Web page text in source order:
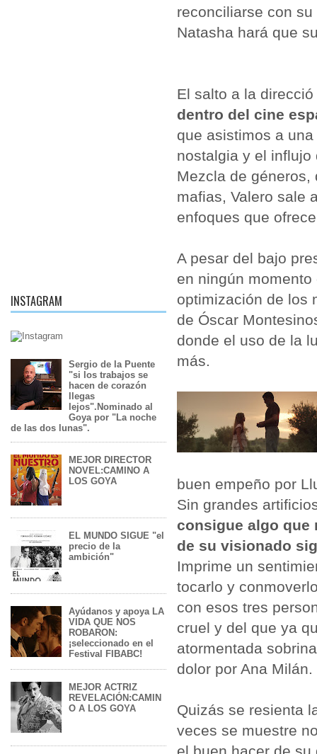
INSTAGRAM
Sergio de la Puente
"si los trabajos se
hacen de corazón
llegas
lejos".Nominado al
Goya por "La noche
de las dos lunas".
MEJOR DIRECTOR
NOVEL:CAMINO A
LOS GOYA
EL MUNDO SIGUE "el
precio de la
ambición"
Ayúdanos y apoya LA
VIDA QUE NOS
ROBARON:
¡seleccionado en el
Festival FIBABC!
MEJOR ACTRIZ
REVELACIÓN:CAMIN
O A LOS GOYA
reconciliarse con
Natasha hará que
El salto a la
dentro del cine
que asistimos a
nostalgia y el
Mezcla de géneros,
mafias, Valero sale
enfoques que
A pesar del bajo
en ningún
optimización de los
de Óscar
donde el uso de la
más.
buen empeño por
Sin grandes
consigue algo que
de su visionado
Imprime un
tocarlo y
con esos tres
cruel y del que ya
atormentada
dolor por Ana Milán.
Quizás se resienta
veces se muestre